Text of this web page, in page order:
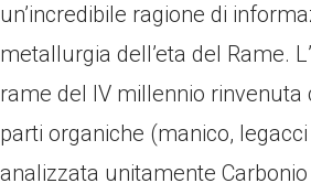
un’incredibile ragione di
metallurgia dell’eta del Rame.
rame del IV millennio rinvenuta
parti organiche (manico,
analizzata unitamente